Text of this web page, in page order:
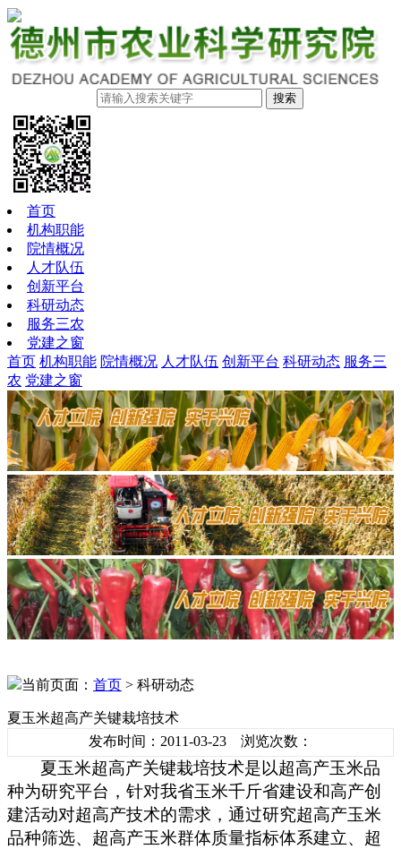
搜索
首页
机构职能
院情概况
人才队伍
创新平台
科研动态
服务三农
党建之窗
首页 机构职能 院情概况 人才队伍 创新平台 科研动态 服务三
农 党建之窗
当前页面： 首页 > 科研动态
夏玉米超高产关键栽培技术
发布时间：2011-03-23 浏览次数：
夏玉米超高产关键栽培技术是以超高产玉米品
种为研究平台，针对我省玉米千斤省建设和高产创
建活动对超高产技术的需求，通过研究超高产玉米
品种筛选、超高产玉米群体质量指标体系建立、超